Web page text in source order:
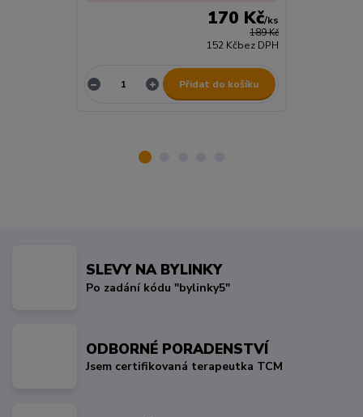
189 Kč
170 Kč/ks
152 Kčbez DPH
Přidat do košíku
SLEVY NA BYLINKY
Po zadání kódu "bylinky5"
ODBORNÉ PORADENSTVÍ
Jsem certifikovaná terapeutka TCM